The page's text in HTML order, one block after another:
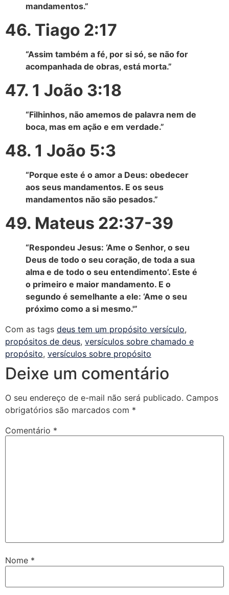
mandamentos.”
46. Tiago 2:17
“Assim também a fé, por si só, se não for
acompanhada de obras, está morta.”
47. 1 João 3:18
“Filhinhos, não amemos de palavra nem de
boca, mas em ação e em verdade.”
48. 1 João 5:3
“Porque este é o amor a Deus: obedecer
aos seus mandamentos. E os seus
mandamentos não são pesados.”
49. Mateus 22:37-39
“Respondeu Jesus: ‘Ame o Senhor, o seu
Deus de todo o seu coração, de toda a sua
alma e de todo o seu entendimento’. Este é
o primeiro e maior mandamento. E o
segundo é semelhante a ele: ‘Ame o seu
próximo como a si mesmo.'”
Com as tags deus tem um propósito versículo,
propósitos de deus, versículos sobre chamado e
propósito, versículos sobre propósito
Deixe um comentário
O seu endereço de e-mail não será publicado. Campos
obrigatórios são marcados com *
Comentário *
Nome *